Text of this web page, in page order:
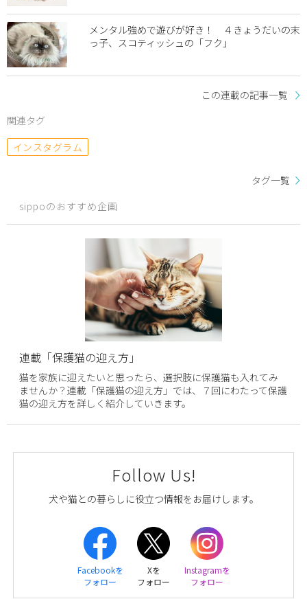
メンタル強めで遊びが好き！ ４きょうだいの末
っ子、スコティッシュの「フク」
この連載の記事一覧
関連タグ
インスタグラム
タグ一覧
sippoのおすすめ企画
連載「保護猫の迎え方」
猫を家族に迎えたいと思ったら、選択肢に保護猫も入れてみ
ませんか？連載「保護猫の迎え方」では、７回にわたって保護
猫の迎え方を詳しく紹介していきます。
Follow Us!
犬や猫との暮らしに役立つ情報をお届けします。
Facebookを
フォロー
Xを
フォロー
Instagramを
フォロー